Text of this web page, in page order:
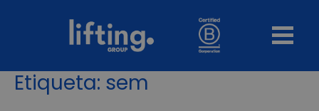
Etiqueta: sem